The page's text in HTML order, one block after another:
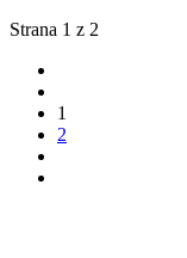
Strana 1 z 2
1
2